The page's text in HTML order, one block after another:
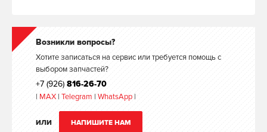
Возникли вопросы?
Хотите записаться на сервис или требуется помощь с
выбором запчастей?
+7 (926) 816-26-70
| MAX | Telegram | WhatsApp |
ИЛИ НАПИШИТЕ НАМ